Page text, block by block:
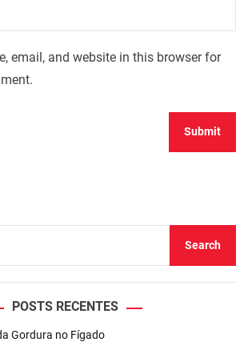
email, and website in this browser for
Search
POSTS RECENTES
Gordura no Fígado